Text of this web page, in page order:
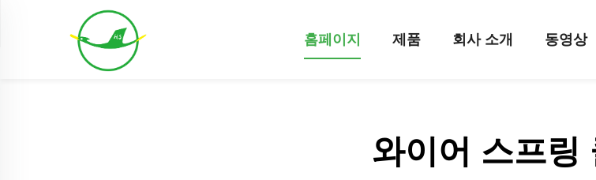
홈페이지 제품 회사 소개 동영상
와이어 스프링